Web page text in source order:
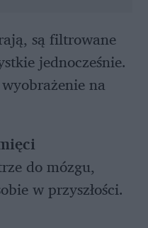
są filtrowane
jednocześnie.
na
do mózgu,
w przyszłości.